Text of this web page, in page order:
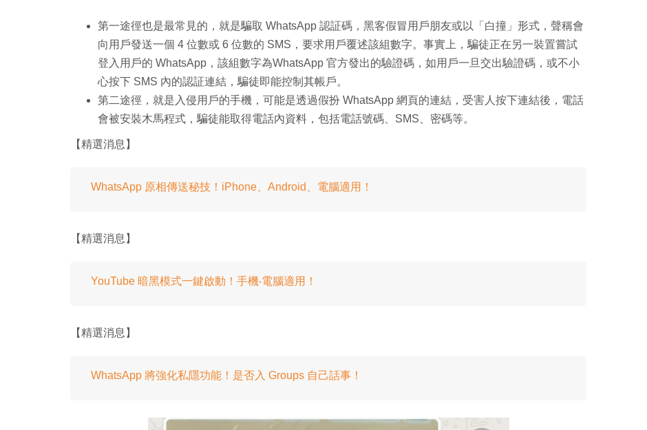
第一途徑也是最常見的，就是騙取 WhatsApp 認証碼，黑客假冒用戶朋友或以「白撞」形式，聲稱會
向用戶發送一個 4 位數或 6 位數的 SMS，要求用戶覆述該組數字。事實上，騙徒正在另一裝置嘗試
登入用戶的 WhatsApp，該組數字為WhatsApp 官方發出的驗證碼，如用戶一旦交出驗證碼，或不小
心按下 SMS 內的認証連結，騙徒即能控制其帳戶。
第二途徑，就是入侵用戶的手機，可能是透過假扮 WhatsApp 網頁的連結，受害人按下連結後，電話
會被安裝木馬程式，騙徒能取得電話內資料，包括電話號碼、SMS、密碼等。
【精選消息】
WhatsApp 原相傳送秘技！iPhone、Android、電腦適用！
【精選消息】
YouTube 暗黑模式一鍵啟動！手機‧電腦適用！
【精選消息】
WhatsApp 將強化私隱功能！是否入 Groups 自己話事！